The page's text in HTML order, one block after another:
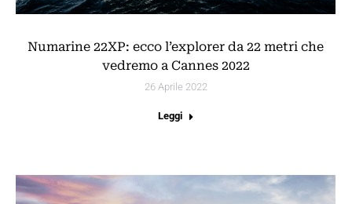
Numarine 22XP: ecco l’explorer da 22 metri che
vedremo a Cannes 2022
26 Aprile 2022
Leggi